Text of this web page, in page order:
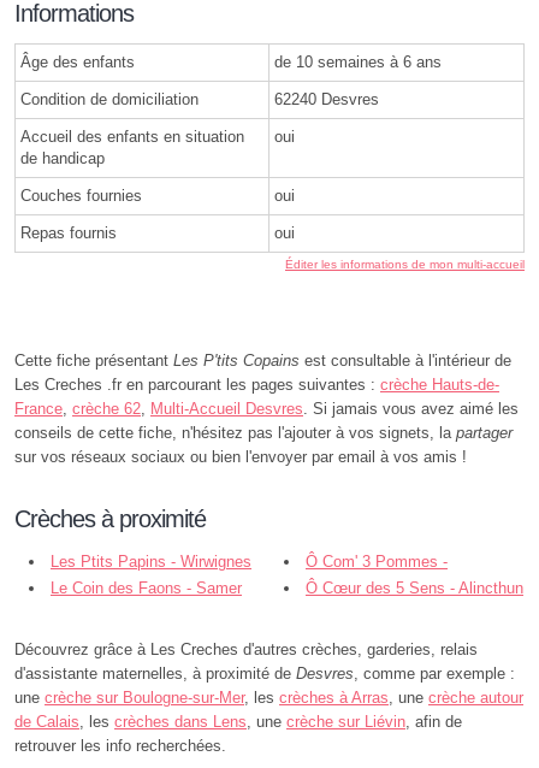
Informations
Âge des enfants de 10 semaines à 6 ans
Condition de domiciliation 62240 Desvres
Accueil des enfants en situation
de handicap
oui
Couches fournies oui
Repas fournis oui
Éditer les informations de mon multi-accueil
Cette fiche présentant Les P'tits Copains est consultable à l'intérieur de
Les Creches .fr en parcourant les pages suivantes : crèche Hauts-de-
France crèche 62 Multi-Accueil Desvres . Si jamais vous avez aimé les
conseils de cette fiche, n'hésitez pas l'ajouter à vos signets, la partager
sur vos réseaux sociaux ou bien l'envoyer par email à vos amis !
Crèches à proximité
Les Ptits Papins - Wirwignes
Ô Com' 3 Pommes -
Brunembert
Le Coin des Faons - Samer Ô Cœur des 5 Sens - Alincthun
Découvrez grâce à Les Creches d'autres crèches, garderies, relais
d'assistante maternelles, à proximité de Desvres , comme par exemple :
une crèche sur Boulogne-sur-Mer, les crèches à Arras , une crèche autour
de Calais , les crèches dans Lens , une crèche sur Liévin , afin de
retrouver les info recherchées.